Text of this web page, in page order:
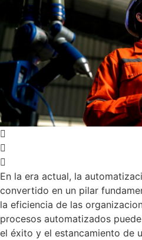
En la era actual, la
convertido en un pilar
la eficiencia de las
procesos automatizados
el éxito y el estancamiento de